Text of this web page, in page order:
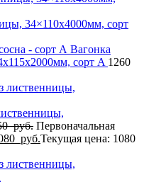
34×110x4000мм, сорт
Вагонка
сорт A 1260
руб. Первоначальная
руб.Текущая цена: 1080